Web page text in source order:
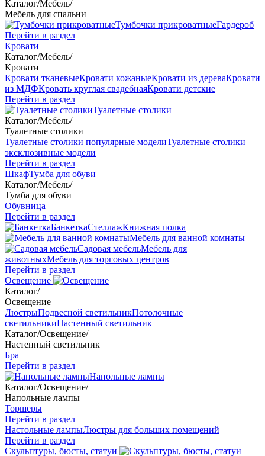
Каталог/Мебель/
Мебель для спальни
Тумбочки прикроватныеГардероб
Перейти в раздел
Кровати
Каталог/Мебель/
Кровати
Кровати тканевыеКровати кожаныеКровати из дереваКровати
из МДФКровать круглая свадебнаяКровати детские
Перейти в раздел
Туалетные столики
Каталог/Мебель/
Туалетные столики
Туалетные столики популярные моделиТуалетные столики
эксклюзивные модели
Перейти в раздел
ШкафТумба для обуви
Каталог/Мебель/
Тумба для обуви
Обувница
Перейти в раздел
БанкеткаСтеллажКнижная полка
Мебель для ванной комнаты
Садовая мебельМебель для
животныхМебель для торговых центров
Перейти в раздел
Освещение
Каталог/
Освещение
ЛюстрыПодвесной светильникПотолочные
светильникиНастенный светильник
Каталог/Освещение/
Настенный светильник
Бра
Перейти в раздел
Напольные лампы
Каталог/Освещение/
Напольные лампы
Торшеры
Перейти в раздел
Настольные лампыЛюстры для больших помещений
Перейти в раздел
Скульптуры, бюсты, статуи